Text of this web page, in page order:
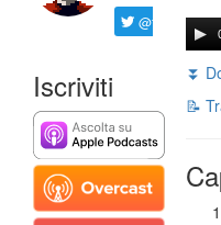
@ftrava
Iscriviti
⏬
📝